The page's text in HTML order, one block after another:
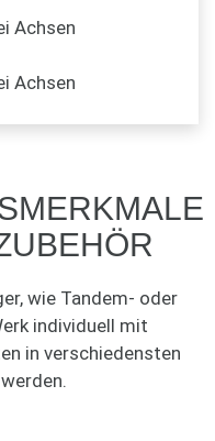
wie Tandem- oder
individuell mit
in verschiedensten